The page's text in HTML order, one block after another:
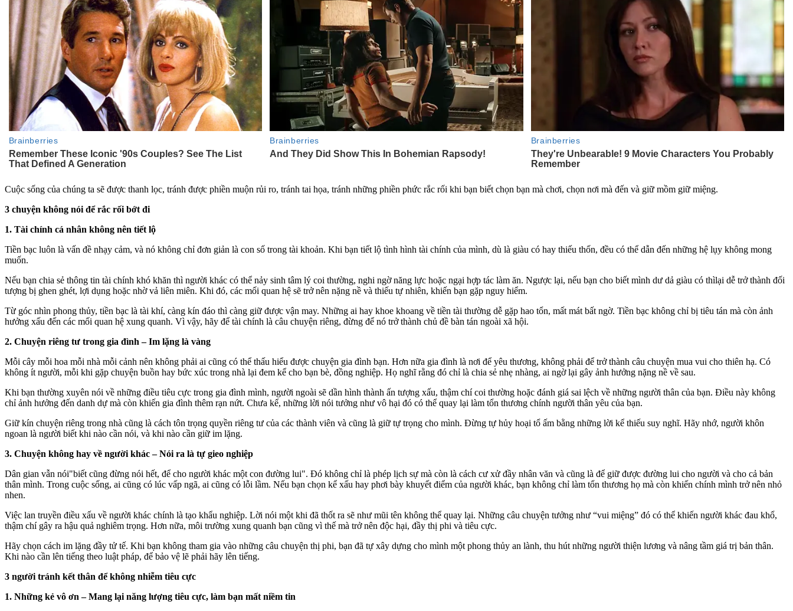
Cuộc sống của chúng ta sẽ được thanh lọc, tránh được phiền muộn rủi ro, tránh tai họa, tránh những phiền phức rắc rối khi bạn biết chọn bạn mà chơi, chọn nơi mà đến và giữ mồm giữ miệng.
3 chuyện không nói để rắc rối bớt đi
1. Tài chính cá nhân không nên tiết lộ
Tiền bạc luôn là vấn đề nhạ‌y cả‌m, và nó không chỉ đơn giản là con số trong tài khoản. Khi bạn tiết lộ tình hình tài chính của mình, dù là giàu có hay thiếu thốn, đều có thể dẫn đến những hệ lụy không mong
muốn.
Nếu bạn chia sẻ thông tin tài chính khó khăn thì người khác có thể nảy sinh tâm lý coi thường, nghi ngờ năng lực hoặc ngại hợp tác làm ăn. Ngược lại, nếu bạn cho biết mình dư dả giàu có thìlại dễ trở thành đối
tượng bị ghen ghét, lợi dụng hoặc nhờ vả liên miên. Khi đó, các mối quan hệ sẽ trở nên nặng nề và thiếu tự nhiên, khiến bạn gặp nguy hiểm.
Từ góc nhìn phong thủy, tiền bạc là tài khí, càng kín đáo thì càng giữ được vận may. Những ai hay khoe khoang về tiền tài thường dễ gặp hao tổn, mất mát bất ngờ. Tiền bạc không chỉ bị tiêu tán mà còn ảnh
hưởng xấu đến các mối quan hệ xung quanh. Vì vậy, hãy để tài chính là câu chuyện riêng, đừng để nó trở thành chủ đề bàn tán ngoài xã hội.
2. Chuyện riêng tư trong gia đình – Im lặng là vàng
Mỗi cây mỗi hoa mỗi nhà mỗi cảnh nên không phải ai cũng có thể thấu hiểu được chuyện gia đình bạn. Hơn nữa gia đình là nơi để yêu thương, không phải để trở thành câu chuyện mua vui cho thiên hạ. Có
không ít người, mỗi khi gặp chuyện buồn hay bức xúc trong nhà lại đem kể cho bạn bè, đồng nghiệp. Họ nghĩ rằng đó chỉ là chia sẻ nhẹ nhàng, ai ngờ lại gây ảnh hưởng nặng nề về sau.
Khi bạn thường xuyên nói về những điều tiêu cực trong gia đình mình, người ngoài sẽ dần hình thành ấn tượng xấu, thậm chí coi thường hoặc đánh giá sai lệch về những người thân của bạn. Điều này không
chỉ ảnh hưởng đến danh dự mà còn khiến gia đình thêm rạn nứt. Chưa kể, những lời nói tưởng như vô hại đó có thể quay lại làm tổn thương chính người thân yêu của bạn.
Giữ kín chuyện riêng trong nhà cũng là cách tôn trọng quyền riêng tư của các thành viên và cũng là giữ tự trọng cho mình. Đừng tự hủy hoại tổ ấm bằng những lời kể thiếu suy nghĩ. Hãy nhớ, người khôn
ngoan là người biết khi nào cần nói, và khi nào cần giữ im lặng.
3. Chuyện không hay về người khác – Nói ra là tự gieo nghiệp
Dân gian vẫn nói"biết cũng đừng nói hết, để cho người khác một con đường lui". Đó không chỉ là phép lịch sự mà còn là cách cư xử đầy nhân văn và cũng là để giữ được đường lui cho người và cho cả bản
thân mình. Trong cuộc sống, ai cũng có lúc vấp ngã, ai cũng có lỗi lầm. Nếu bạn chọn kể xấu hay phơi bày khuyết điểm của người khác, bạn không chỉ làm tổn thương họ mà còn khiến chính mình trở nên nhỏ
nhen.
Việc lan truyền điều xấu về người khác chính là tạo khẩu nghiệp. Lời nói một khi đã thốt ra sẽ như mũi tên không thể quay lại. Những câu chuyện tưởng như “vui miệng” đó có thể khiến người khác đau khổ,
thậm chí gây ra hậu quả nghiêm trọng. Hơn nữa, môi trường xung quanh bạn cũng vì thế mà trở nên độc hại, đầy thị phi và tiêu cực.
Hãy chọn cách im lặng đầy tử tế. Khi bạn không tham gia vào những câu chuyện thị phi, bạn đã tự xây dựng cho mình một phong thủy an lành, thu hút những người thiện lương và nâng tầm giá trị bản thân.
Khi nào cần lên tiếng theo luật pháp, để bảo vệ lẽ phải hãy lên tiếng.
3 người tránh kết thân để không nhiễm tiêu cực
1. Những kẻ vô ơn – Mang lại năng lượng tiêu cực, làm bạn mất niềm tin